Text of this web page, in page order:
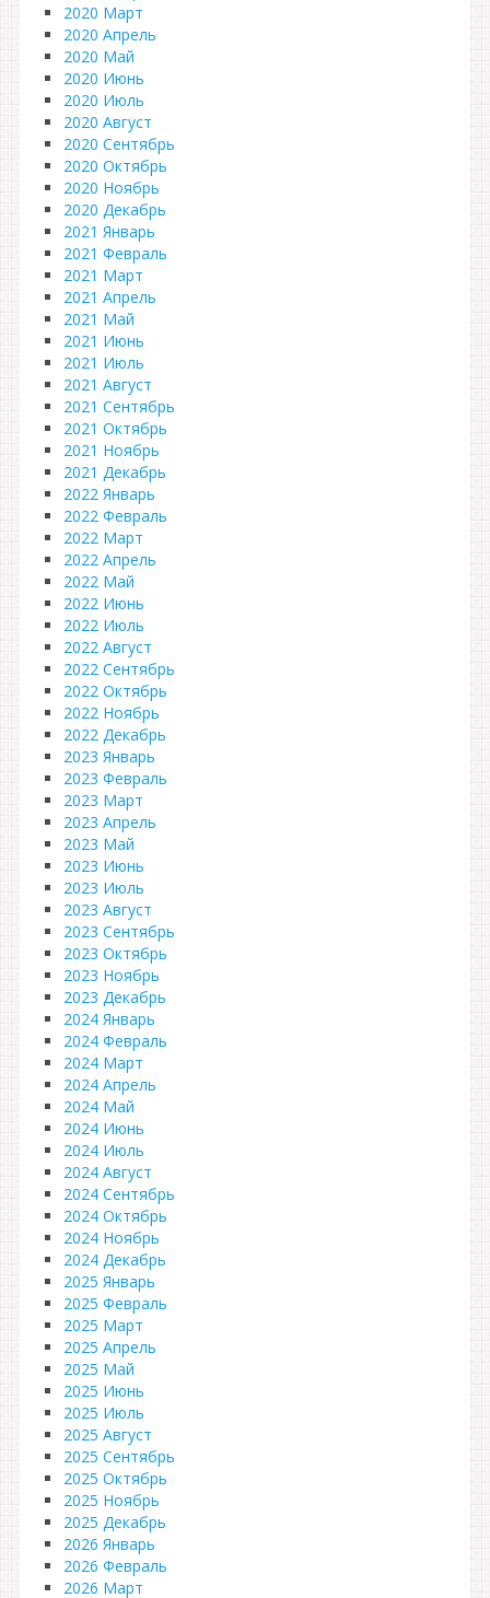
2020 Март
2020 Апрель
2020 Май
2020 Июнь
2020 Июль
2020 Август
2020 Сентябрь
2020 Октябрь
2020 Ноябрь
2020 Декабрь
2021 Январь
2021 Февраль
2021 Март
2021 Апрель
2021 Май
2021 Июнь
2021 Июль
2021 Август
2021 Сентябрь
2021 Октябрь
2021 Ноябрь
2021 Декабрь
2022 Январь
2022 Февраль
2022 Март
2022 Апрель
2022 Май
2022 Июнь
2022 Июль
2022 Август
2022 Сентябрь
2022 Октябрь
2022 Ноябрь
2022 Декабрь
2023 Январь
2023 Февраль
2023 Март
2023 Апрель
2023 Май
2023 Июнь
2023 Июль
2023 Август
2023 Сентябрь
2023 Октябрь
2023 Ноябрь
2023 Декабрь
2024 Январь
2024 Февраль
2024 Март
2024 Апрель
2024 Май
2024 Июнь
2024 Июль
2024 Август
2024 Сентябрь
2024 Октябрь
2024 Ноябрь
2024 Декабрь
2025 Январь
2025 Февраль
2025 Март
2025 Апрель
2025 Май
2025 Июнь
2025 Июль
2025 Август
2025 Сентябрь
2025 Октябрь
2025 Ноябрь
2025 Декабрь
2026 Январь
2026 Февраль
2026 Март